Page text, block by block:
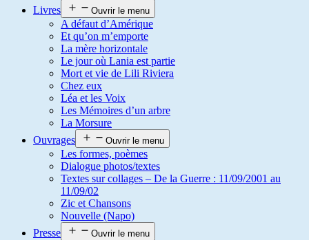
Livres
Ouvrir le menu
A défaut d’Amérique
Et qu’on m’emporte
La mère horizontale
Le jour où Lania est partie
Mort et vie de Lili Riviera
Chez eux
Léa et les Voix
Les Mémoires d’un arbre
La Morsure
Ouvrages
Ouvrir le menu
Les formes, poèmes
Dialogue photos/textes
Textes sur collages – De la Guerre : 11/09/2001 au
11/09/02
Zic et Chansons
Nouvelle (Napo)
Presse
Ouvrir le menu